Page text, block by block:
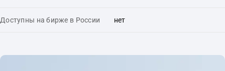
Доступны на бирже в России нет